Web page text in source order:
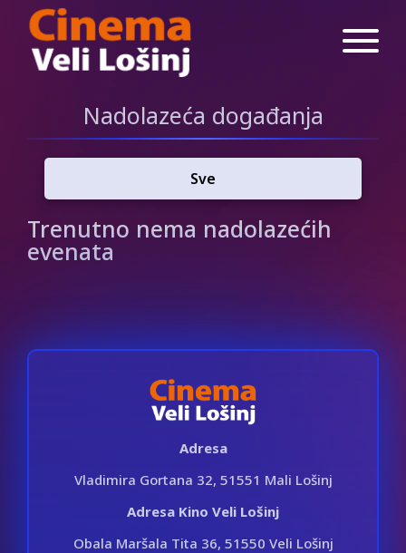
Nadolazeća događanja
Sve
Trenutno nema nadolazećih
evenata
Adresa
Vladimira Gortana 32, 51551 Mali Lošinj
Adresa Kino Veli Lošinj
Obala Maršala Tita 36, 51550 Veli Lošinj